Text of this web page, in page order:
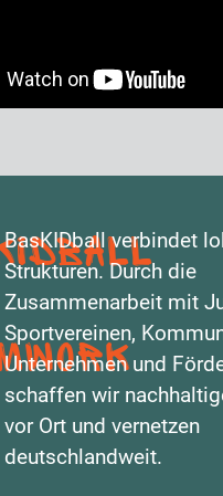
BasKIDball verbindet
Strukturen. Durch die
Zusammenarbeit mit
Sportvereinen,
Unternehmen und
schaffen wir
vor Ort und vernetzen
deutschlandweit.